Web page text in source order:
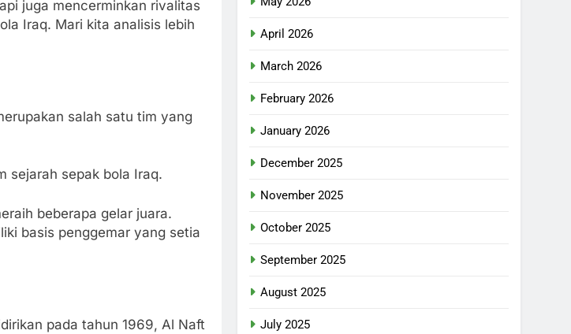
juga mencerminkan rivalitas
Iraq. Mari kita analisis lebih
salah satu tim yang
sejarah sepak bola Iraq.
beberapa gelar juara.
basis penggemar yang setia
pada tahun 1969, Al Naft
April 2026
March 2026
February 2026
January 2026
December 2025
November 2025
October 2025
September 2025
August 2025
July 2025